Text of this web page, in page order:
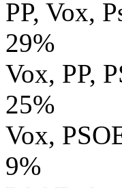
PP, Vox,
29%
Vox, PP,
25%
Vox,
9%